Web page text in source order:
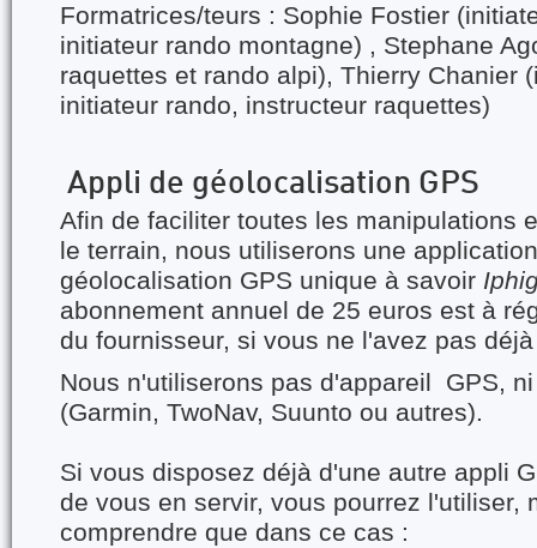
Formatrices/teurs : Sophie Fostier
initiateur rando montagne) , Stephane
raquettes et rando alpi), Thierry Chanier
initiateur rando, instructeur raquettes)
Appli de géolocalisation GPS
Afin de faciliter toutes les manipulations
le terrain, nous utiliserons une
géolocalisation GPS unique à savoir
abonnement annuel de 25 euros est à
du fournisseur, si vous ne l'avez pas
Nous n'utiliserons pas d'appareil GPS,
(Garmin, TwoNav, Suunto ou autres).
Si vous disposez déjà d'une autre appli
de vous en servir, vous pourrez l'utiliser,
comprendre que dans ce cas :